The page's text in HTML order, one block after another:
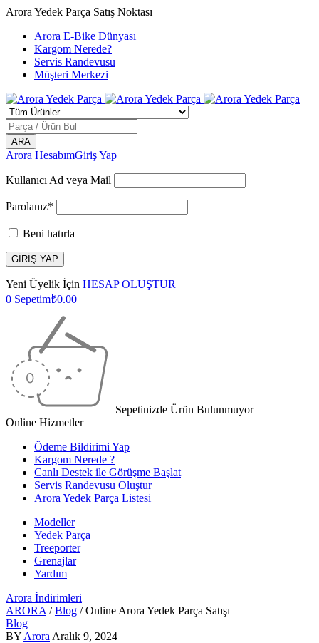
Arora Yedek Parça Satış Noktası
Arora E-Bike Dünyası
Kargom Nerede?
Servis Randevusu
Müşteri Merkezi
Arora HesabımGiriş Yap
Kullanıcı Ad veya Mail
Parolanız*
Beni hatırla
Yeni Üyelik İçin HESAP OLUŞTUR
0 Sepetim₺0.00
Sepetinizde Ürün Bulunmuyor
Online Hizmetler
Ödeme Bildirimi Yap
Kargom Nerede ?
Canlı Destek ile Görüşme Başlat
Servis Randevusu Oluştur
Arora Yedek Parça Listesi
Modeller
Yedek Parça
Treeporter
Grenajlar
Yardım
Arora İndirimleri
ARORA / Blog / Online Arora Yedek Parça Satışı
Blog
BY Arora Aralık 9, 2024